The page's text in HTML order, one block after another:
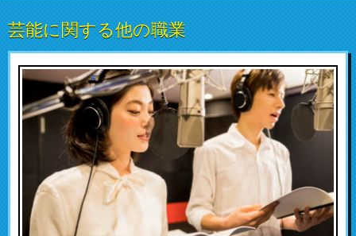
芸能に関する他の職業